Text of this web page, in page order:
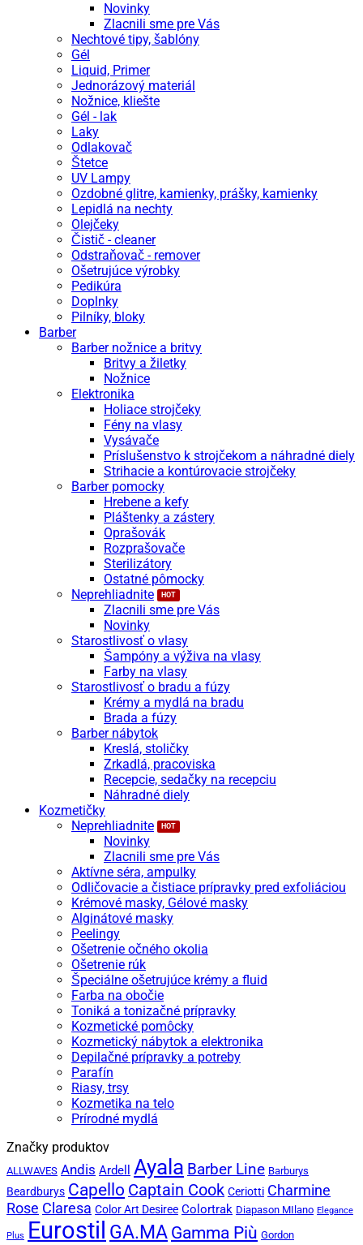
Novinky
Zlacnili sme pre Vás
Nechtové tipy, šablóny
Gél
Liquid, Primer
Jednorázový materiál
Nožnice, kliešte
Gél - lak
Laky
Odlakovač
Štetce
UV Lampy
Ozdobné glitre, kamienky, prášky, kamienky
Lepidlá na nechty
Olejčeky
Čistič - cleaner
Odstraňovač - remover
Ošetrujúce výrobky
Pedikúra
Doplnky
Pilníky, bloky
Barber
Barber nožnice a britvy
Britvy a žiletky
Nožnice
Elektronika
Holiace strojčeky
Fény na vlasy
Vysávače
Príslušenstvo k strojčekom a náhradné diely
Strihacie a kontúrovacie strojčeky
Barber pomocky
Hrebene a kefy
Pláštenky a zástery
Oprašovák
Rozprašovače
Sterilizátory
Ostatné pômocky
Neprehliadnite
Zlacnili sme pre Vás
Novinky
Starostlivosť o vlasy
Šampóny a výživa na vlasy
Farby na vlasy
Starostlivosť o bradu a fúzy
Krémy a mydlá na bradu
Brada a fúzy
Barber nábytok
Kreslá, stoličky
Zrkadlá, pracoviska
Recepcie, sedačky na recepciu
Náhradné diely
Kozmetičky
Neprehliadnite
Novinky
Zlacnili sme pre Vás
Aktívne séra, ampulky
Odličovacie a čistiace prípravky pred exfoliáciou
Krémové masky, Gélové masky
Alginátové masky
Peelingy
Ošetrenie očného okolia
Ošetrenie rúk
Špeciálne ošetrujúce krémy a fluid
Farba na obočie
Toniká a tonizačné prípravky
Kozmetické pomôcky
Kozmetický nábytok a elektronika
Depilačné prípravky a potreby
Parafín
Riasy, trsy
Kozmetika na telo
Prírodné mydlá
Značky produktov
ALLWAVES Andis Ardell Ayala Barber Line Barburys
Beardburys Capello Captain Cook Ceriotti Charmine
Rose Claresa Color Art Desiree Colortrak Diapason MIlano Elegance
Plus Eurostil GA.MA Gamma Più Gordon